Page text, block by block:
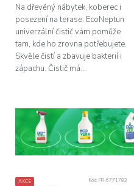
Na dřevěný nábytek, koberec i
posezení na terase. EcoNeptun
univerzální čistič vám pomůže
tam, kde ho zrovna potřebujete.
Skvěle čistí a zbavuje bakterií i
zápachu. Čistič má...
AKCE
Kód: FR-6771783